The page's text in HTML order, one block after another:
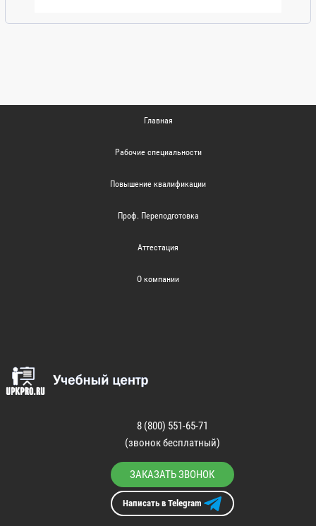
Главная
Рабочие специальности
Повышение квалификации
Проф. Переподготовка
Аттестация
О компании
8 (800) 551-65-71
(звонок бесплатный)
ЗАКАЗАТЬ ЗВОНОК
Написать в Telegram